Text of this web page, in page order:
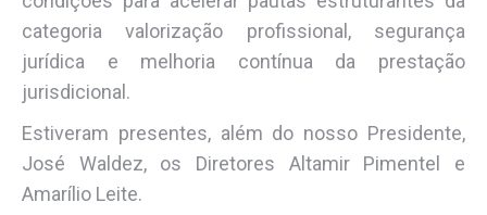
categoria valorização profissional, segurança
jurídica e melhoria contínua da prestação
jurisdicional.
Estiveram presentes, além do nosso Presidente,
José Waldez, os Diretores Altamir Pimentel e
Amarílio Leite.